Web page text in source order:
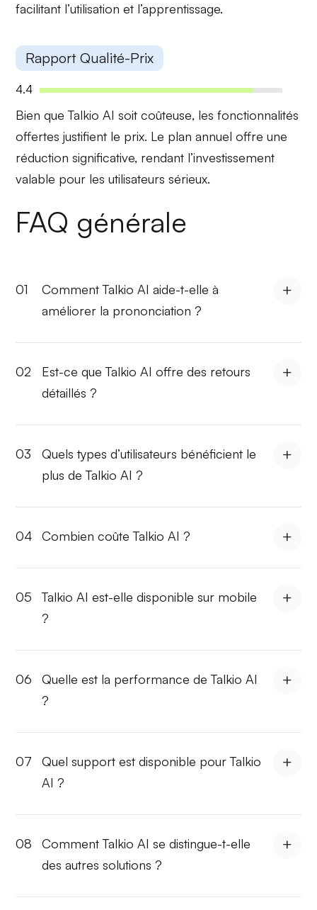
facilitant l’utilisation et l’apprentissage.
Rapport Qualité-Prix
4.4
Bien que Talkio AI soitcoûteuse, les fonctionnalités
offertes justifient le prix. Le plan annuel offre une
réduction significative, rendant l’investissement
valable pour les utilisateurs sérieux.
FAQ générale
01
Comment Talkio AI aide-t-elle à
améliorer la prononciation ?
02
Est-ce que Talkio AI offre des retours
détaillés ?
03
Quels types d’utilisateurs bénéficient le
plus de Talkio AI ?
04 Combien coûte Talkio AI ?
05
Talkio AI est-elle disponible sur mobile
?
06
Quelle est la performance de Talkio AI
?
07
Quel support est disponible pour Talkio
AI ?
08
Comment Talkio AI se distingue-t-elle
des autres solutions ?